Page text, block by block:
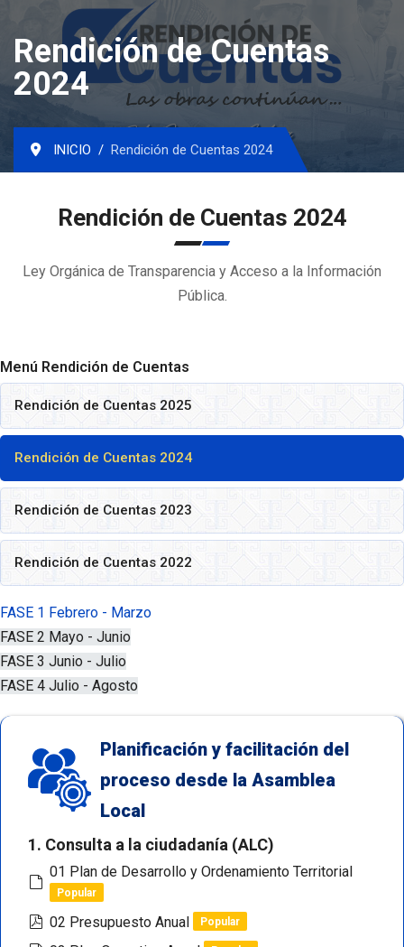
Rendición de Cuentas
2024
INICIO Rendición de Cuentas 2024
Rendición de Cuentas 2024
Ley Orgánica de Transparencia y Acceso a la Información
Pública.
Menú Rendición de Cuentas
Rendición de Cuentas 2025
Rendición de Cuentas 2024
Rendición de Cuentas 2023
Rendición de Cuentas 2022
FASE 1 Febrero - Marzo
FASE 2 Mayo - Junio
FASE 3 Junio - Julio
FASE 4 Julio - Agosto
Planificación y facilitación del
proceso desde la Asamblea
Local
1. Consulta a la ciudadanía (ALC)
default
01 Plan de Desarrollo y Ordenamiento Territorial
Popular
pdf
02 Presupuesto Anual Popular